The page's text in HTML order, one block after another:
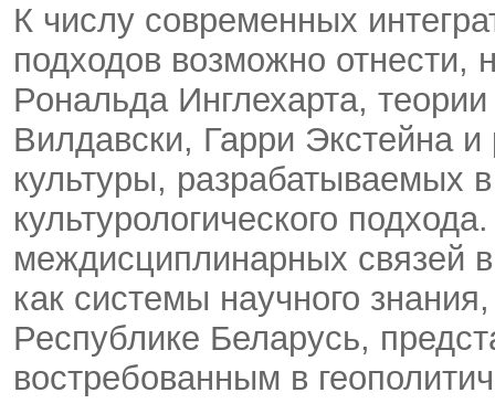
К числу современных
подходов возможно отнести,
Рональда Инглехарта,
Вилдавски, Гарри Экстейна и
культуры, разрабатываемых
культурологического
междисциплинарных связей
как системы научного
Республике Беларусь,
востребованным в